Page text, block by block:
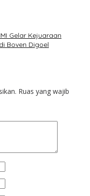
Gelar Kejuaraan
Boven Digoel
Ruas yang wajib